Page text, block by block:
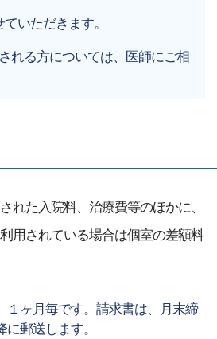
いただきます。
れる方については、医師にご相
れた入院料、治療費等のほかに、
用されている場合は個室の差額料
１ヶ月毎です。請求書は、月末締
郵送します。